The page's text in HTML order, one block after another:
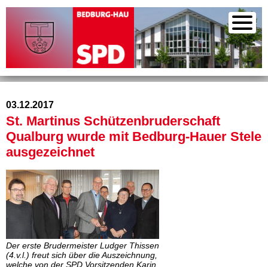
03.12.2017
St. Martinus Schützenbruderschaft
Qualburg wurde mit Bedburg-Hauer Stele
ausgezeichnet
Der erste Brudermeister Ludger Thissen
(4.v.l.) freut sich über die Auszeichnung,
welche von der SPD Vorsitzenden Karin